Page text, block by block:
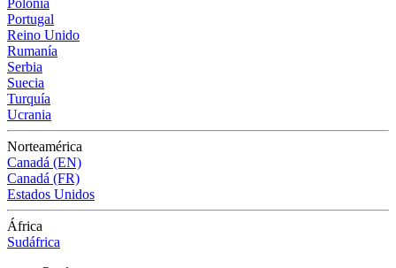
Polonia
Portugal
Reino Unido
Rumanía
Serbia
Suecia
Turquía
Ucrania
Norteamérica
Canadá (EN)
Canadá (FR)
Estados Unidos
África
Sudáfrica